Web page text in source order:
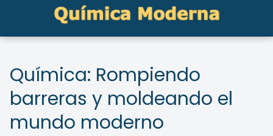
Química: Rompiendo
barreras y moldeando el
mundo moderno